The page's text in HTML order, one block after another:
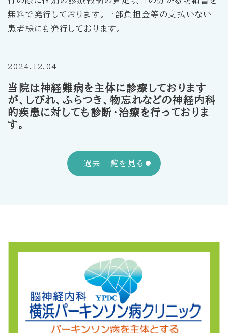
無料で発行しております。一部負担金等の支払いない
患者様にも発行しております。
2024.12.04
当院は神経難病を主体に診療しております
が、しびれ、ふらつき、物忘れなどの神経内科
的疾患に対しても診断・治療を行っておりま
す。
過去一覧を見る